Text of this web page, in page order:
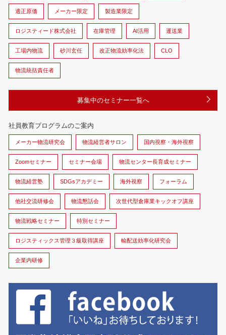
適正原価 メーカー限定 製造業限定
ロジスティード株式会社 在庫管理 AI活用 運送業
工場内物流 砂川玄任 改正物流効率化法 CLO
物流統括責任者
募集中のセミナー一覧へ
社員教育プログラムのご案内
メーカー物流研究会 物流経営者サロン 国内視察・海外視察
Zoomセミナー セミナー会場 物流センター長育成セミナー
物流経営塾 SDGsアカデミー 海外視察 フォーラム
他社交流研修会 物流懇話会 次世代型倉庫業キックオフ講座
物流戦略セミナー 特別セミナー
ロジスティックス管理３級取得講座 輸配送効率化研究会
企業内研修